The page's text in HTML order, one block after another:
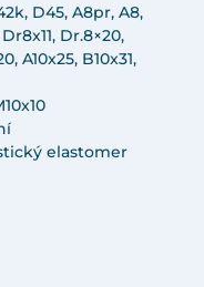
D45, A8pr, A8,
Dr.8×20,
A10x25, B10x31,
elastomer